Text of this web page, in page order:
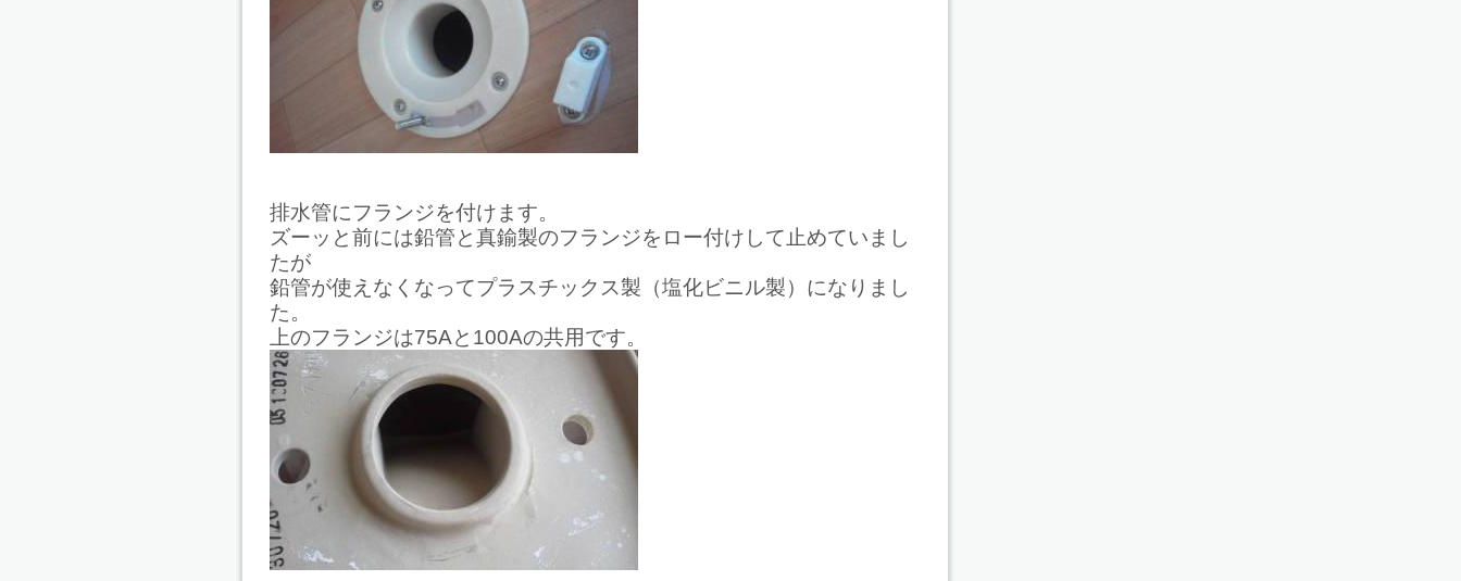
排水管にフランジを付けます。
ズーッと前には鉛管と真鍮製のフランジをロー付けして止めていまし
たが
鉛管が使えなくなってプラスチックス製（塩化ビニル製）になりまし
た。
上のフランジは75Aと100Aの共用です。